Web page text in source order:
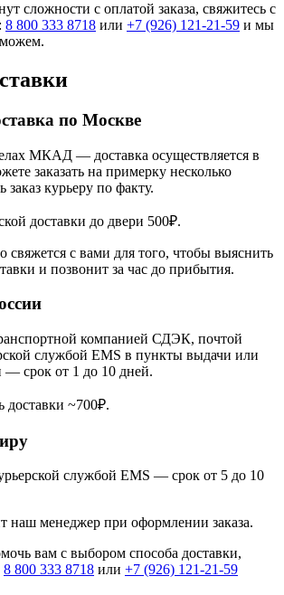
сложности с оплатой заказа, свяжитесь с
8 800 333 8718 или +7 (926) 121-21-59 и мы
по Москве
МКАД — доставка осуществляется в
заказать на примерку несколько
заказ курьеру по факту.
доставки до двери 500₽.
свяжется с вами для того, чтобы выяснить
и позвонит за час до прибытия.
компанией СДЭК, почтой
службой EMS в пункты выдачи или
— срок от 1 до 10 дней.
доставки ~700₽.
службой EMS — срок от 5 до 10
наш менеджер при оформлении заказа.
вам с выбором способа доставки,
8 800 333 8718 или +7 (926) 121-21-59